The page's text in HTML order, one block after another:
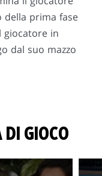
della prima fase
giocatore in
dal suo mazzo
DI GIOCO